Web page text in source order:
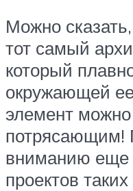
Можно
тот самый
который
окружающей
элемент можно
потрясающим!
вниманию еще
проектов